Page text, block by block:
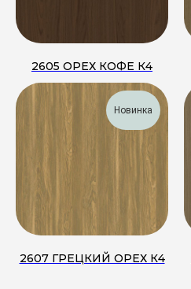
2605 ОРЕХ КОФЕ К4
Новинка
2607 ГРЕЦКИЙ ОРЕХ К4